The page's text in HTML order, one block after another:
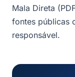
Mala Direta
fontes públicas
responsável.